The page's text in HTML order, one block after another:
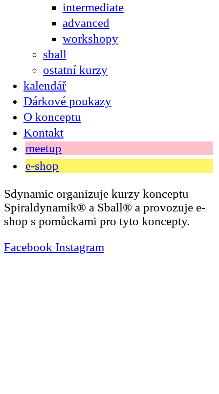
intermediate
advanced
workshopy
sball
ostatní kurzy
kalendář
Dárkové poukazy
O konceptu
Kontakt
meetup
e-shop
Sdynamic organizuje kurzy konceptu
Spiraldynamik® a Sball® a provozuje e-
shop s pomůckami pro tyto koncepty.
Facebook Instagram